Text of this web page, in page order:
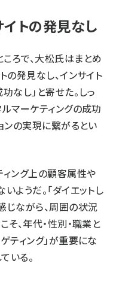
トの発見なし
ろで、大松氏はまとめ
の発見なし、インサイト
なし」と寄せた。しっ
マーケティングの成功
ンの実現に繋がるとい
ィング上の顧客属性や
ようだ。「ダイエットし
じながら、周囲の状況
そ、年代・性別・職業と
ティング」が重要にな
いる。